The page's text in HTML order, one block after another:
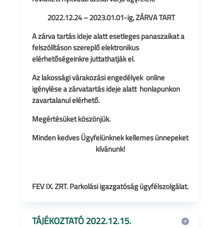
2022.12.24 – 2023.01.01-ig, ZÁRVA TART
A zárva tartás ideje alatt esetleges panaszaikat a
felszólításon szereplő elektronikus
elérhetőségeinkre juttathatják el.
Az lakossági várakozási engedélyek online
igénylése a zárvatartás ideje alatt honlapunkon
zavartalanul elérhető.
Megértésüket köszönjük.
Minden kedves Ügyfelünknek kellemes ünnepeket
kívánunk!
FEV IX. ZRT. Parkolási igazgatóság ügyfélszolgálat.
TÁJÉKOZTATÓ 2022.12.15.